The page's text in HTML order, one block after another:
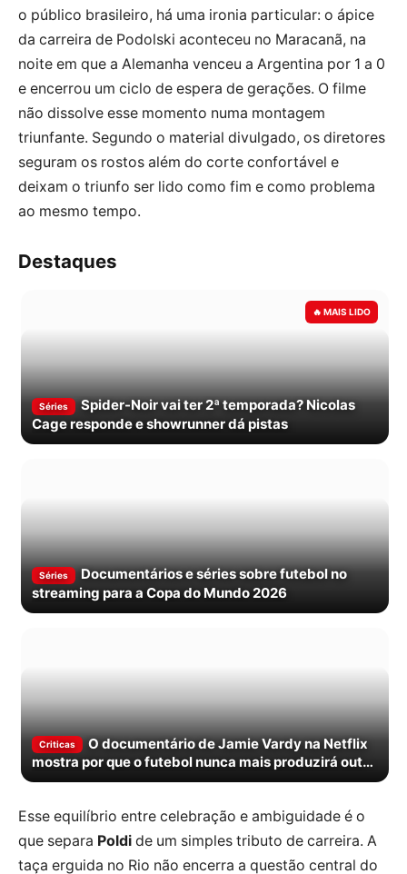
o público brasileiro, há uma ironia particular: o ápice
da carreira de Podolski aconteceu no Maracanã, na
noite em que a Alemanha venceu a Argentina por 1 a 0
e encerrou um ciclo de espera de gerações. O filme
não dissolve esse momento numa montagem
triunfante. Segundo o material divulgado, os diretores
seguram os rostos além do corte confortável e
deixam o triunfo ser lido como fim e como problema
ao mesmo tempo.
Destaques
Séries
Spider-Noir vai ter 2ª temporada? Nicolas
Cage responde e showrunner dá pistas
Séries
Documentários e séries sobre futebol no
streaming para a Copa do Mundo 2026
Criticas
O documentário de Jamie Vardy na Netflix
mostra por que o futebol nunca mais produzirá outro
jogador como ele
Esse equilíbrio entre celebração e ambiguidade é o
que separa Poldi de um simples tributo de carreira. A
taça erguida no Rio não encerra a questão central do